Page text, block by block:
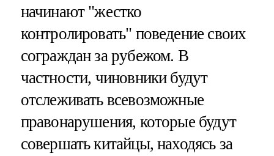
начинают "жестко
контролировать" поведение своих
сограждан за рубежом. В
частности, чиновники будут
отслеживать всевозможные
правонарушения, которые будут
совершать китайцы, находясь за